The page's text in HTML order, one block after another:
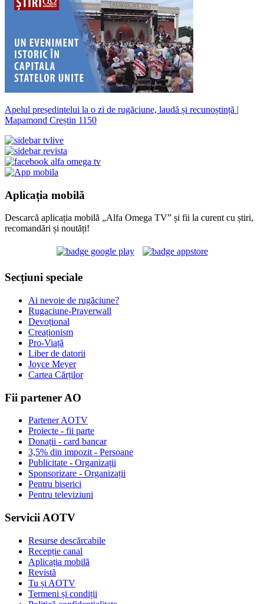
Apelul președintelui la o zi de rugăciune, laudă și recunoștință |
Mapamond Creștin 1150
Aplicația mobilă
Descarcă aplicația mobilă „Alfa Omega TV” și fii la curent cu știri,
recomandări și noutăți!
Secțiuni speciale
Ai nevoie de rugăciune?
Rugaciune-Prayerwall
Devoțional
Creaționism
Pro-Viață
Liber de datorii
Joyce Meyer
Cartea Cărților
Fii partener AO
Partener AOTV
Proiecte - fii parte
Donații - card bancar
3,5% din impozit - Persoane
Publicitate - Organizații
Sponsorizare - Organizații
Pentru biserici
Pentru televiziuni
Servicii AOTV
Resurse descărcabile
Recepție canal
Aplicația mobilă
Revistă
Tu și AOTV
Termeni și condiții